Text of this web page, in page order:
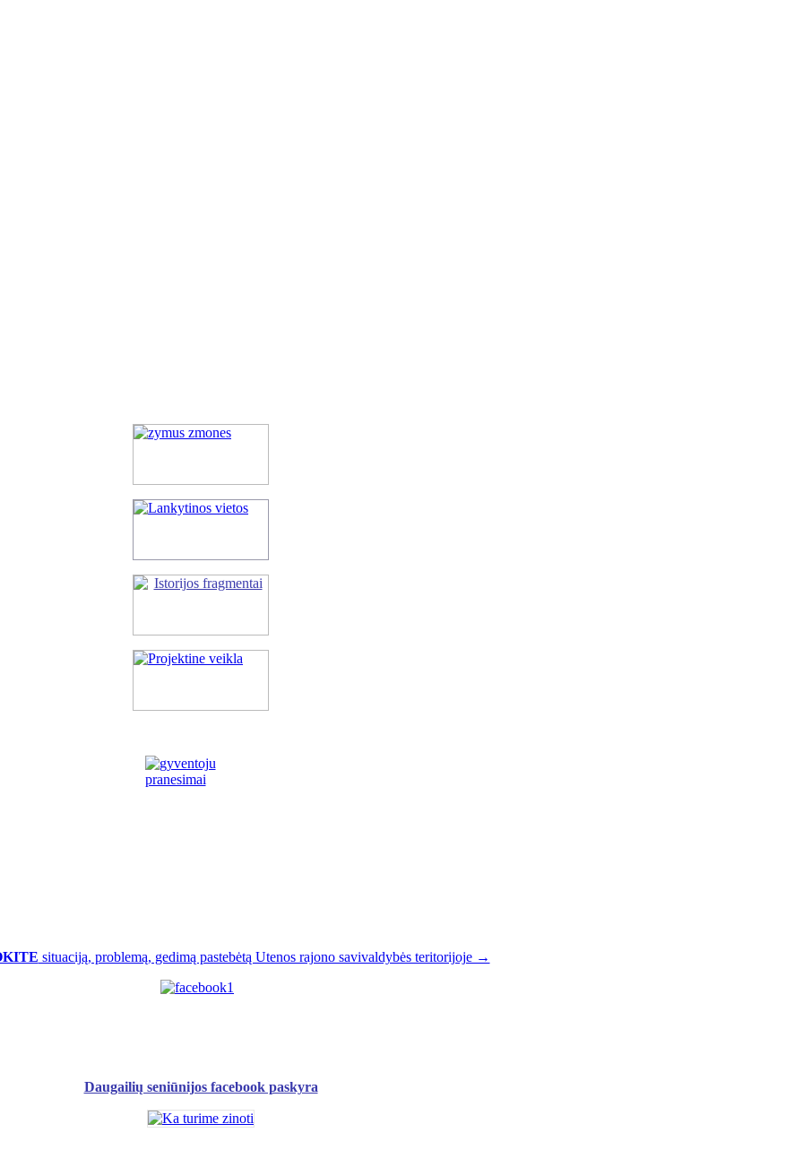
situaciją, problemą, gedimą pastebėtą Utenos rajono savivaldybės teritorijoje →
Daugailių seniūnijos facebook paskyra